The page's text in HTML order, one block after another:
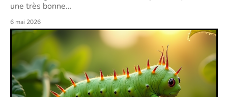
une très bonne…
6 mai 2026